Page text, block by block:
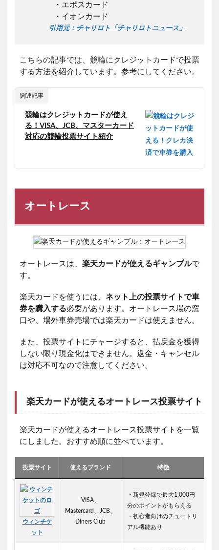
・エポスカード
・イオンカード
引用元：チャリロト「チャリロトニュース」
こちらの記事では、競輪にクレジットカードで投票
する方法を紹介しています。参考にしてください。
関連記事
競輪はクレジットカードが使え
る！VISA、JCB、マスターカード
対応の競輪投票サイト紹介
オートレース
オートレースは、 楽天カードが使えるギャンブルで
す。
楽天カードを使うには、 ネット上の投票サイトで車
券を購入する必要があります。オートレース場の窓
口や、場外車券売場では楽天カードは使えません。
また、投票サイトにチャージすると、払戻金を獲得
しない限り現金化はできません。返金・キャンセル
は対応不可なので注意してください。
楽天カードが使えるオートレース投票サイト
楽天カードが使えるオートレース投票サイトを一覧
にしました。おすすめ順に並べています。
投票サイト 使えるブランド 特徴
ウィンチケ
ット
VISA、
Mastercard、JCB、
Diners Club
・新規登録で最大1,000円
分のポイントがもらえる
・初心者向けのチュートリ
アル機能あり